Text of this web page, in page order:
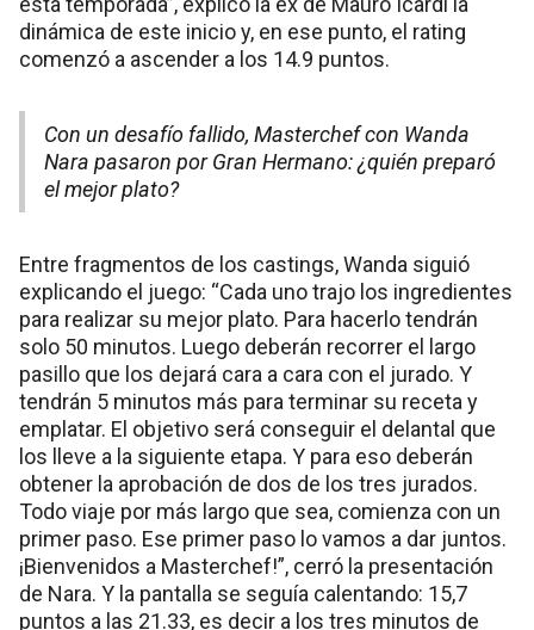
dinámica de este inicio y, en ese punto, el rating
comenzó a ascender a los 14.9 puntos.
Con un desafío fallido, Masterchef con Wanda
Nara pasaron por Gran Hermano: ¿quién preparó
el mejor plato?
Entre fragmentos de los castings, Wanda siguió
explicando el juego: “Cada uno trajo los ingredientes
para realizar su mejor plato. Para hacerlo tendrán
solo 50 minutos. Luego deberán recorrer el largo
pasillo que los dejará cara a cara con el jurado. Y
tendrán 5 minutos más para terminar su receta y
emplatar. El objetivo será conseguir el delantal que
los lleve a la siguiente etapa. Y para eso deberán
obtener la aprobación de dos de los tres jurados.
Todo viaje por más largo que sea, comienza con un
primer paso. Ese primer paso lo vamos a dar juntos.
¡Bienvenidos a Masterchef!”, cerró la presentación
de Nara. Y la pantalla se seguía calentando: 15,7
puntos a las 21.33, es decir a los tres minutos de